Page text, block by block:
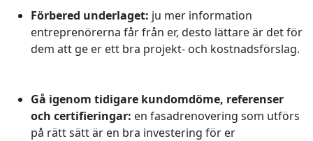
Förbered underlaget: ju mer information
entreprenörerna får från er, desto lättare är det för
dem att ge er ett bra projekt- och kostnadsförslag.
Gå igenom tidigare kundomdöme, referenser
och certifieringar: en fasadrenovering som utförs
på rätt sätt är en bra investering för er